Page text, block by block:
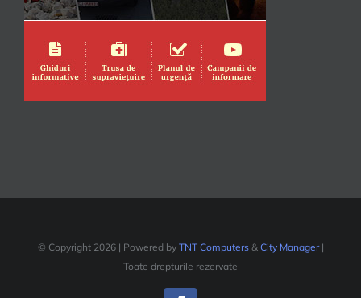
© Copyright 2026 | Powered by TNT Computers& City Manager|
Toate drepturile rezervate